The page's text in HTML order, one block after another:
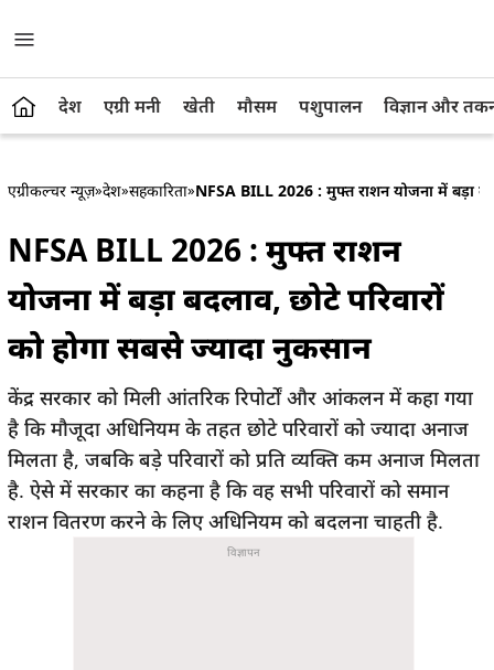
देश एग्री मनी खेती मौसम पशुपालन विज्ञान और
एग्रीकल्चर न्यूज़»देश»सहकारिता»NFSA BILL 2026 : मुफ्त राशन योजना में बड़ा
NFSA BILL 2026 : मुफ्त राशन
योजना में बड़ा बदलाव, छोटे परिवारों
को होगा सबसे ज्यादा नुकसान
केंद्र सरकार को मिली आंतरिक रिपोर्टों और आंकलन में कहा गया
है कि मौजूदा अधिनियम के तहत छोटे परिवारों को ज्यादा अनाज
मिलता है, जबकि बड़े परिवारों को प्रति व्यक्ति कम अनाज मिलता
है. ऐसे में सरकार का कहना है कि वह सभी परिवारों को समान
राशन वितरण करने के लिए अधिनियम को बदलना चाहती है.